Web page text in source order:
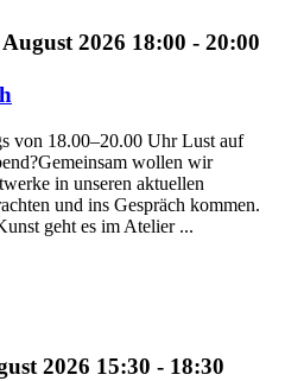
2026 18:00 - 20:00
von 18.00–20.00 Uhr Lust auf
wollen wir
in unseren aktuellen
und ins Gespräch kommen.
geht es im Atelier ...
2026 15:30 - 18:30